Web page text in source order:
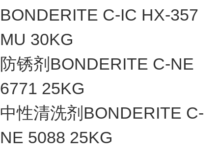
BONDERITE C-IC HX-357
MU 30KG
防锈剂BONDERITE C-NE
6771 25KG
中性清洗剂BONDERITE C-
NE 5088 25KG